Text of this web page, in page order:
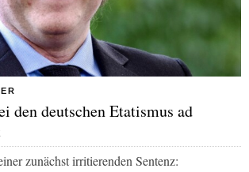
den deutschen Etatismus ad
zunächst irritierenden Sentenz: